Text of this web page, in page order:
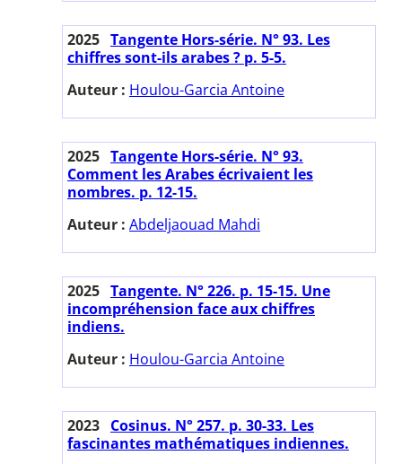
2025 Tangente Hors-série. N° 93. Les
chiffres sont-ils arabes ? p. 5-5.
Auteur : Houlou-Garcia Antoine
2025 Tangente Hors-série. N° 93.
Comment les Arabes écrivaient les
nombres. p. 12-15.
Auteur : Abdeljaouad Mahdi
2025 Tangente. N° 226. p. 15-15. Une
incompréhension face aux chiffres
indiens.
Auteur : Houlou-Garcia Antoine
2023 Cosinus. N° 257. p. 30-33. Les
fascinantes mathématiques indiennes.